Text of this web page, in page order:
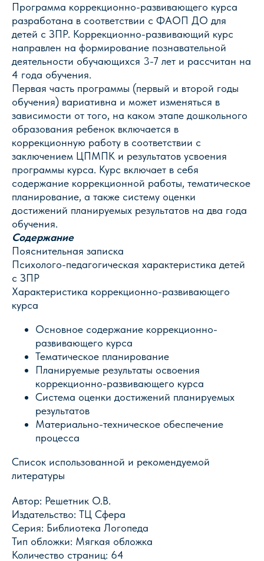
Программа коррекционно-развивающего курса
разработана в соответствии с ФАОП ДО для
детей с ЗПР. Коррекционно-развивающий курс
направлен на формирование познавательной
деятельности обучающихся 3-7 лет и рассчитан на
4 года обучения.
Первая часть программы (первый и второй годы
обучения) вариативна и может изменяться в
зависимости от того, на каком этапе дошкольного
образования ребенок включается в
коррекционную работу в соответствии с
заключением ЦПМПК и результатов усвоения
программы курса. Курс включает в себя
содержание коррекционной работы, тематическое
планирование, а также систему оценки
достижений планируемых результатов на два года
обучения.
Содержание
Пояснительная записка
Психолого-педагогическая характеристика детей
с ЗПР
Характеристика коррекционно-развивающего
курса
Основное содержание коррекционно-
развивающего курса
Тематическое планирование
Планируемые результаты освоения
коррекционно-развивающего курса
Система оценки достижений планируемых
результатов
Материально-техническое обеспечение
процесса
Список использованной и рекомендуемой
литературы
Автор: Решетник О.В.
Издательство: ТЦ Сфера
Серия: Библиотека Логопеда
Тип обложки: Мягкая обложка
Количество страниц: 64
+7 (342) 226-44-10
+7 902 478-01-11
Магазин Книги «Лира»
пн-пт 10.00 - 19.00
сб 10.00 - 18.00
без обеда
г. Пермь, ул. Голева, 9а
+7 (342) 206-96-91
Оптовый отдел «Лира-2»
смотреть на карте
пн-пт 9.00 - 18.00